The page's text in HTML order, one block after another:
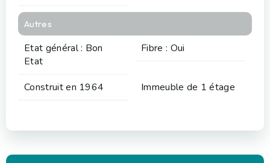
Autres
Etat général : Bon
Etat
Fibre : Oui
Construit en 1964 Immeuble de 1 étage